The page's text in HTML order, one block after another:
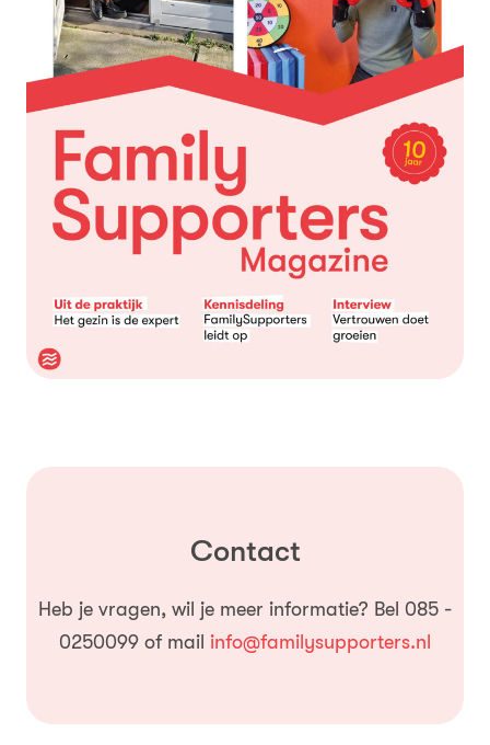
Contact
Heb je vragen, wil je meer informatie? Bel 085 -
0250099 of mail info@familysupporters.nl